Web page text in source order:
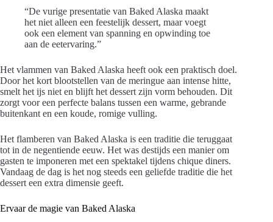
“De vurige presentatie van Baked Alaska maakt
het niet alleen een feestelijk dessert, maar voegt
ook een element van spanning en opwinding toe
aan de eetervaring.”
Het vlammen van Baked Alaska heeft ook een praktisch doel.
Door het kort blootstellen van de meringue aan intense hitte,
smelt het ijs niet en blijft het dessert zijn vorm behouden. Dit
zorgt voor een perfecte balans tussen een warme, gebrande
buitenkant en een koude, romige vulling.
Het flamberen van Baked Alaska is een traditie die teruggaat
tot in de negentiende eeuw. Het was destijds een manier om
gasten te imponeren met een spektakel tijdens chique diners.
Vandaag de dag is het nog steeds een geliefde traditie die het
dessert een extra dimensie geeft.
Ervaar de magie van Baked Alaska